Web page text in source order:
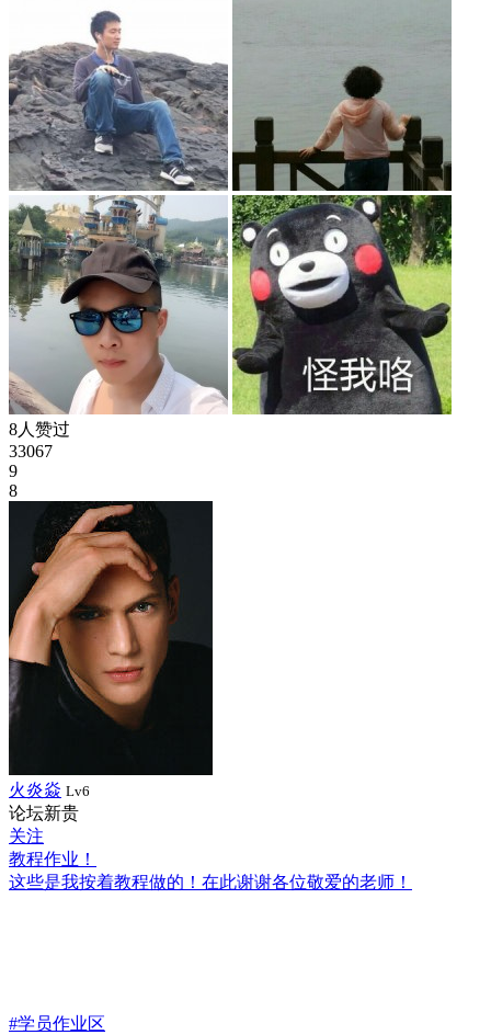
8人赞过
33067
9
8
火炎焱 Lv6
论坛新贵
关注
教程作业！
这些是我按着教程做的！在此谢谢各位敬爱的老师！
#学员作业区